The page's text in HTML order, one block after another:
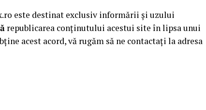
este destinat exclusiv informării și uzului
republicarea conținutului acestui site în lipsa unui
acest acord, vă rugăm să ne contactați la adresa